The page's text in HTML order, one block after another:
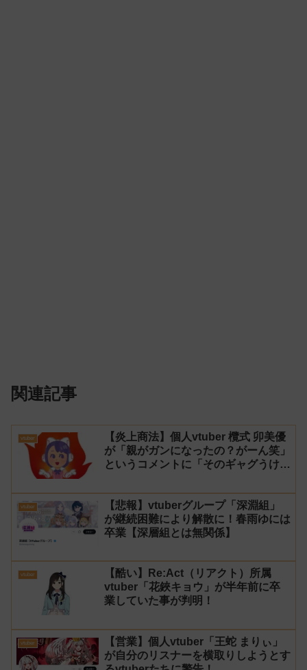
関連記事
vtuber
【炎上商法】個人vtuber 欖式 卯美優
が「親がガンになったの？がーん笑」
というコメントに「そのギャグうけ
はオススメしないと投稿し叩かれる
vtuber
【悲報】vtuberグループ「深淵組」
が継続困難により解散に！春雨ゆには
卒業【深層組とは無関係】
vtuber
【酷い】Re:Act（リアクト）所属
vtuber「花鋏キョウ」が半年前に卒
業していた事が判明！
vtuber
【営業】個人vtuber「王蛇 まりぃ」
が自分のリスナーを横取りしようとす